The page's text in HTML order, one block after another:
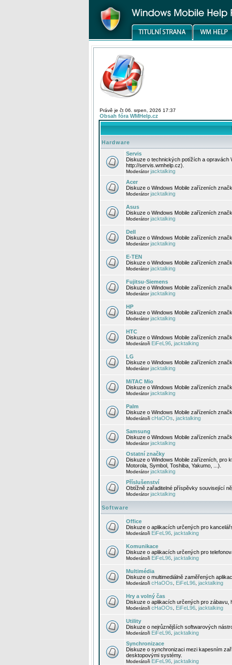
Právě je čt 06. srpen, 2026 17:37
Obsah fóra WMHelp.cz
Hardware
Servis
Diskuze o technických potížích a opravách
http://servis.wmhelp.cz).
Moderátorjacktalking
Acer
Diskuze o Windows Mobile zařízeních
Moderátorjacktalking
Asus
Diskuze o Windows Mobile zařízeních
Moderátorjacktalking
Dell
Diskuze o Windows Mobile zařízeních
Moderátorjacktalking
E-TEN
Diskuze o Windows Mobile zařízeních
Moderátorjacktalking
Fujitsu-Siemens
Diskuze o Windows Mobile zařízeních
Moderátorjacktalking
HP
Diskuze o Windows Mobile zařízeních
Moderátorjacktalking
HTC
Diskuze o Windows Mobile zařízeních
Moderátoři EiFeL96 jacktalking
LG
Diskuze o Windows Mobile zařízeních
Moderátorjacktalking
MiTAC Mio
Diskuze o Windows Mobile zařízeních
Moderátorjacktalking
Palm
Diskuze o Windows Mobile zařízeních
Moderátoři cHaOOs jacktalking
Samsung
Diskuze o Windows Mobile zařízeních
Moderátorjacktalking
Ostatní značky
Diskuze o Windows Mobile zařízeních, pro
Motorola, Symbol, Toshiba, Yakumo, ...).
Moderátorjacktalking
Příslušenství
Obtížně zařaditelné příspěvky související
Moderátorjacktalking
Software
Office
Diskuze o aplikacích určených pro
Moderátoři EiFeL96 jacktalking
Komunikace
Diskuze o aplikacích určených pro
Moderátoři EiFeL96 jacktalking
Multimédia
Diskuze o multimediálně zaměřených
Moderátoři cHaOOs EiFeL96 jacktalking
Hry a volný čas
Diskuze o aplikacích určených pro zábavu,
Moderátoři cHaOOs EiFeL96 jacktalking
Utility
Diskuze o nejrůznějších softwarových
Moderátoři EiFeL96 jacktalking
Synchronizace
Diskuze o synchronizaci mezi kapesním
desktopovými systémy.
Moderátoři EiFeL96 jacktalking